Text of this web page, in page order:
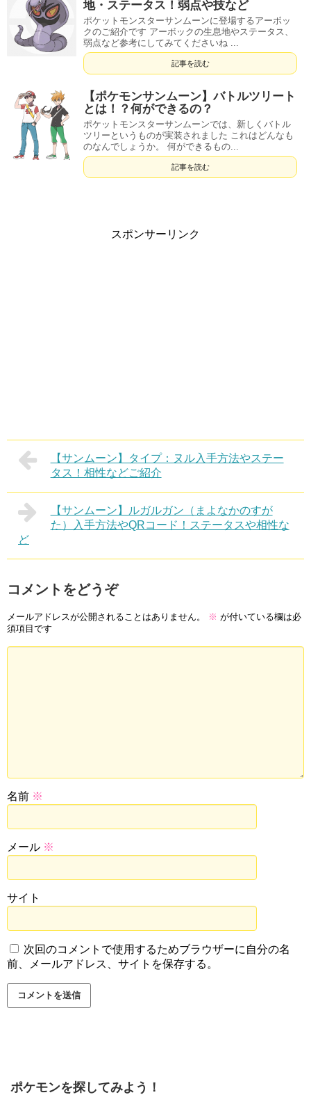
地・ステータス！弱点や技など
ポケットモンスターサンムーンに登場するアーボッ
クのご紹介です アーボックの生息地やステータス、
弱点など参考にしてみてくださいね ...
記事を読む
【ポケモンサンムーン】バトルツリート
とは！？何ができるの？
ポケットモンスターサンムーンでは、新しくバトル
ツリーというものが実装されました これはどんなも
のなんでしょうか。 何ができるもの...
記事を読む
スポンサーリンク
【サンムーン】タイプ：ヌル入手方法やステー
タス！相性などご紹介
【サンムーン】ルガルガン（まよなかのすが
た）入手方法やQRコード！ステータスや相性な
ど
コメントをどうぞ
メールアドレスが公開されることはありません。 ※ が付いている欄は必
須項目です
名前 ※
メール ※
サイト
次回のコメントで使用するためブラウザーに自分の名
前、メールアドレス、サイトを保存する。
ポケモンを探してみよう！